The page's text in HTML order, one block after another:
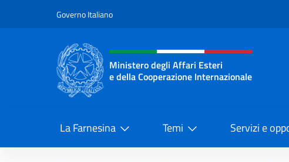
Governo Italiano
Intestazione sito, social e
Ministero degli Affari Esteri
e della Cooperazione Internazionale
La Farnesina Temi Servizi e